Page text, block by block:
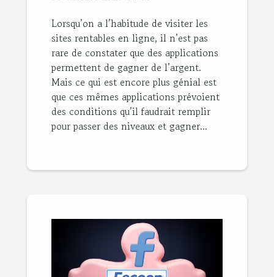
Lorsqu’on a l’habitude de visiter les
sites rentables en ligne, il n’est pas
rare de constater que des applications
permettent de gagner de l’argent.
Mais ce qui est encore plus génial est
que ces mêmes applications prévoient
des conditions qu’il faudrait remplir
pour passer des niveaux et gagner...